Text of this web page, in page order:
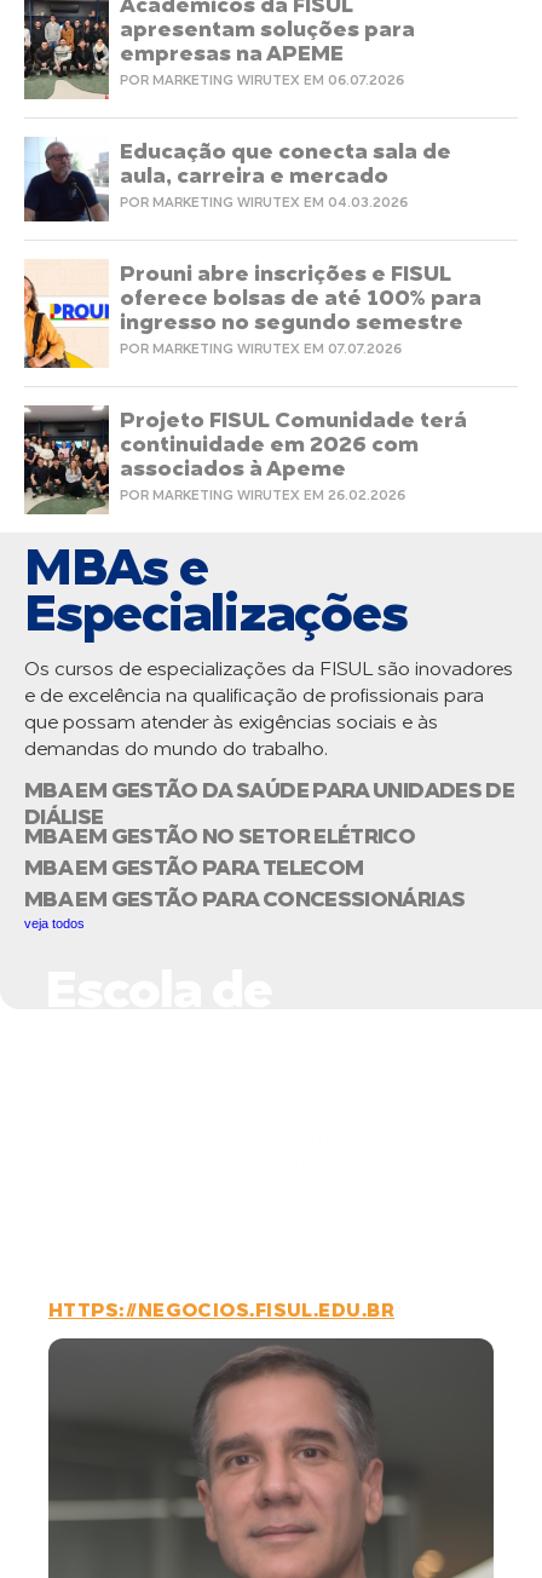
Acadêmicos da FISUL
apresentam soluções para
empresas na APEME
POR MARKETING WIRUTEX EM 06.07.2026
Educação que conecta sala de
aula, carreira e mercado
POR MARKETING WIRUTEX EM 04.03.2026
Prouni abre inscrições e FISUL
oferece bolsas de até 100% para
ingresso no segundo semestre
POR MARKETING WIRUTEX EM 07.07.2026
Projeto FISUL Comunidade terá
continuidade em 2026 com
associados à Apeme
POR MARKETING WIRUTEX EM 26.02.2026
MBAs e
Especializações
Os cursos de especializações da FISUL são inovadores
e de excelência na qualificação de profissionais para
que possam atender às exigências sociais e às
demandas do mundo do trabalho.
MBA EM GESTÃO DA SAÚDE PARA UNIDADES DE
DIÁLISE
MBA EM GESTÃO NO SETOR ELÉTRICO
MBA EM GESTÃO PARA TELECOM
MBA EM GESTÃO PARA CONCESSIONÁRIAS
veja todos
HTTPS://NEGOCIOS.FISUL.EDU.BR